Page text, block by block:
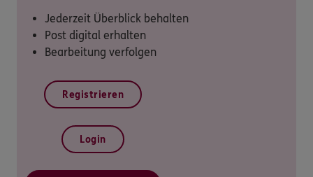
Jederzeit Überblick behalten
Post digital erhalten
Bearbeitung verfolgen
Registrieren
Login